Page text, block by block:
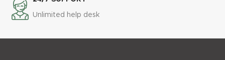
Unlimited help desk